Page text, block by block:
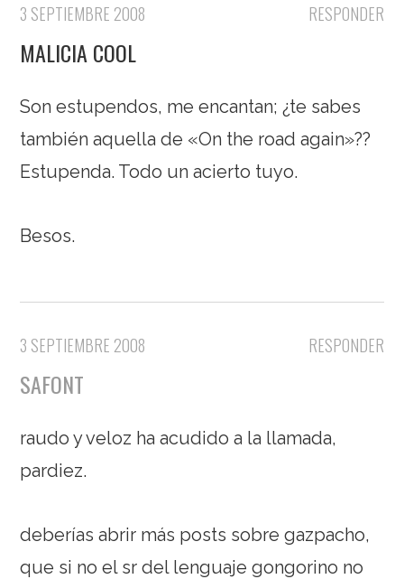
RESPONDER
3 SEPTIEMBRE 2008
MALICIA COOL
Son estupendos, me encantan; ¿te sabes
también aquella de «On the road again»??
Estupenda. Todo un acierto tuyo.
Besos.
RESPONDER
3 SEPTIEMBRE 2008
SAFONT
raudo y veloz ha acudido a la llamada,
pardiez.
deberías abrir más posts sobre gazpacho,
que si no el sr del lenguaje gongorino no